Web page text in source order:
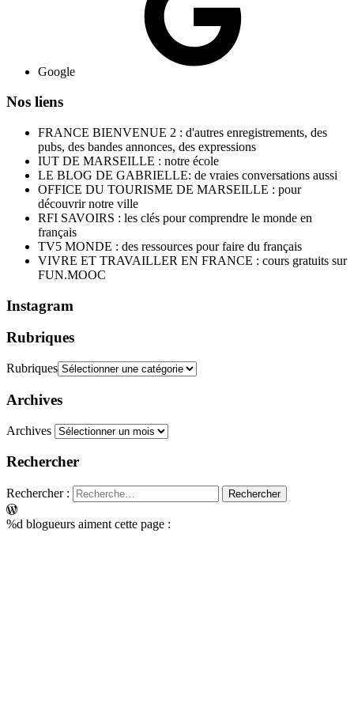
Google
Nos liens
FRANCE BIENVENUE 2 : d'autres enregistrements, des
pubs, des bandes annonces, des expressions
IUT DE MARSEILLE : notre école
LE BLOG DE GABRIELLE: de vraies conversations aussi
OFFICE DU TOURISME DE MARSEILLE : pour
découvrir notre ville
RFI SAVOIRS : les clés pour comprendre le monde en
français
TV5 MONDE : des ressources pour faire du français
VIVRE ET TRAVAILLER EN FRANCE : cours gratuits sur
FUN.MOOC
Instagram
Rubriques
Rubriques
Archives
Archives
Rechercher
Rechercher :
%d blogueurs aiment cette page :